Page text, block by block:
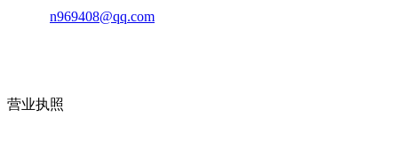
n969408@qq.com
营业执照